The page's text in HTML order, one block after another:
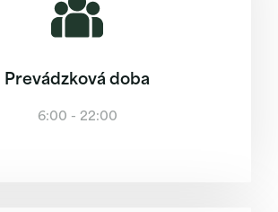
Prevádzková doba
6:00 - 22:00